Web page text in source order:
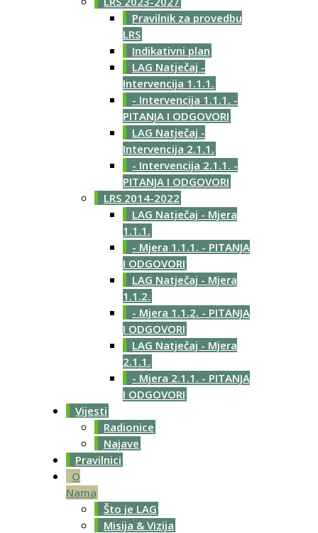
Pravilnik za provedbu
LRS
Indikativni plan
LAG Natječaj -
Intervencija 1.1.1.
- Intervencija 1.1.1. -
PITANJA I ODGOVORI
LAG Natječaj -
Intervencija 2.1.1.
- Intervencija 2.1.1. -
PITANJA I ODGOVORI
LRS 2014-2022
LAG Natječaj - Mjera
1.1.1.
- Mjera 1.1.1. - PITANJA
I ODGOVORI
LAG Natječaj - Mjera
1.1.2.
- Mjera 1.1.2. - PITANJA
I ODGOVORI
LAG Natječaj - Mjera
2.1.1.
- Mjera 2.1.1. - PITANJA
I ODGOVORI
Vijesti
Radionice
Najave
Pravilnici
O
Nama
Što je LAG
Misija & Vizija